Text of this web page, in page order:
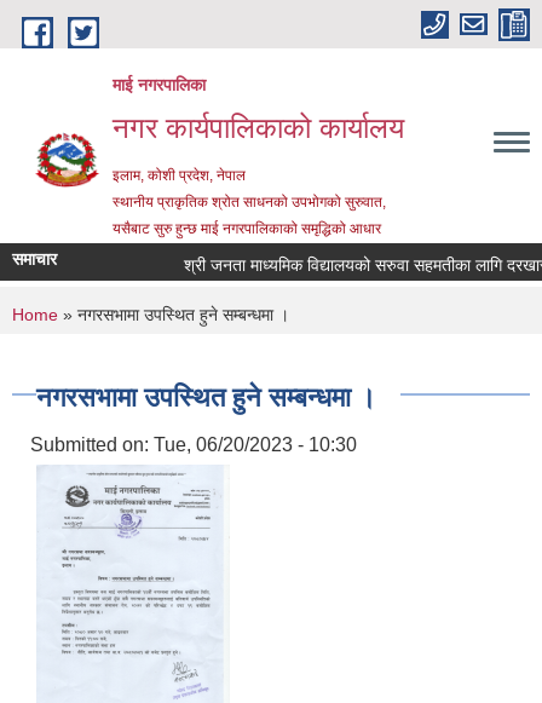
Skip to main content
माई नगरपालिका
नगर कार्यपालिकाको कार्यालय
इलाम, कोशी प्रदेश, नेपाल
स्थानीय प्राकृतिक श्रोत साधनको उपभोगको सुरुवात,
यसैबाट सुरु हुन्छ माई नगरपालिकाको समृद्धिको आधार
समाचार श्री जनता माध्यमिक विद्यालयको सरुवा सहमतीका लागि
You are here
Home » नगरसभामा उपस्थित हुने सम्बन्धमा ।
नगरसभामा उपस्थित हुने सम्बन्धमा ।
Submitted on: Tue, 06/20/2023 - 10:30